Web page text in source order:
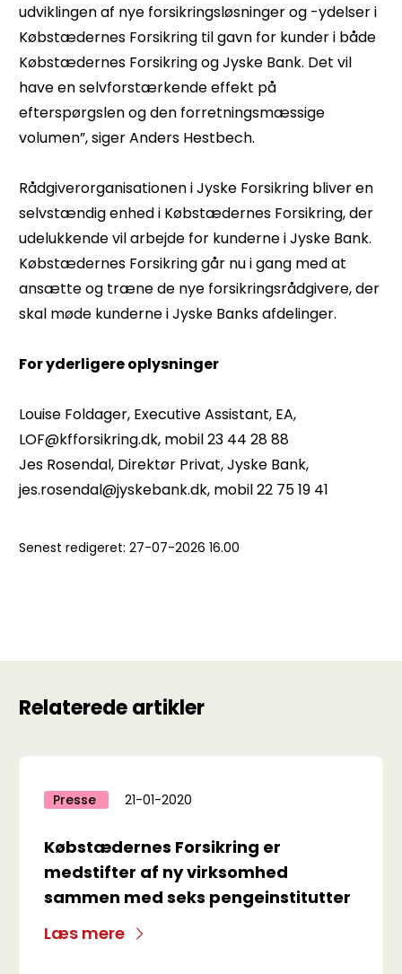
udviklingen af nye forsikringsløsninger og -ydelser i
Købstædernes Forsikring til gavn for kunder i både
Købstædernes Forsikring og Jyske Bank. Det vil
have en selvforstærkende effekt på
efterspørgslen og den forretningsmæssige
volumen”, siger Anders Hestbech.
Rådgiverorganisationen i Jyske Forsikring bliver en
selvstændig enhed i Købstædernes Forsikring, der
udelukkende vil arbejde for kunderne i Jyske Bank.
Købstædernes Forsikring går nu i gang med at
ansætte og træne de nye forsikringsrådgivere, der
skal møde kunderne i Jyske Banks afdelinger.
For yderligere oplysninger
Louise Foldager, Executive Assistant, EA,
LOF@kfforsikring.dk, mobil 23 44 28 88
Jes Rosendal, Direktør Privat, Jyske Bank,
jes.rosendal@jyskebank.dk, mobil 22 75 19 41
Senest redigeret: 27-07-2026 16.00
Relaterede artikler
Presse 21-01-2020
Købstædernes Forsikring er
medstifter af ny virksomhed
sammen med seks pengeinstitutter
Læs mere